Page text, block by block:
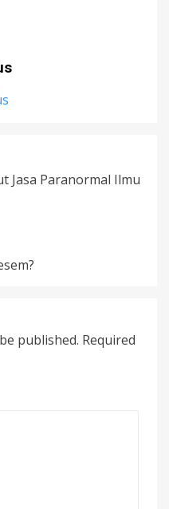
Jasa Paranormal Ilmu
published. Required